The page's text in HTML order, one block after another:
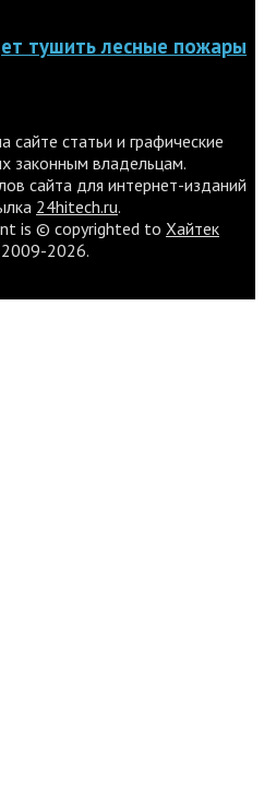
тушить лесные пожары
статьи и графические
законным владельцам.
сайта для интернет-изданий
24hitech.ru.
is © copyrighted to Хайтек
2026.